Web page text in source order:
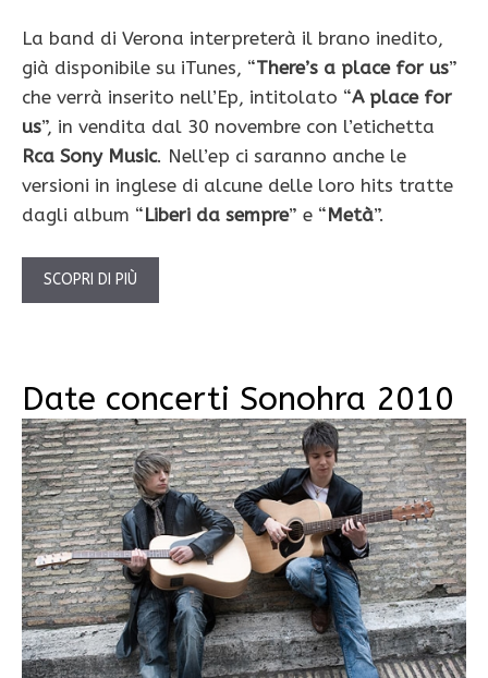
La band di Verona interpreterà il brano inedito,
già disponibile su iTunes, “There’s a place for us”
che verrà inserito nell’Ep, intitolato “A place for
us”, in vendita dal 30 novembre con l’etichetta
Rca Sony Music. Nell’ep ci saranno anche le
versioni in inglese di alcune delle loro hits tratte
dagli album “Liberi da sempre” e “Metà”.
SCOPRI DI PIÙ
Date concerti Sonohra 2010